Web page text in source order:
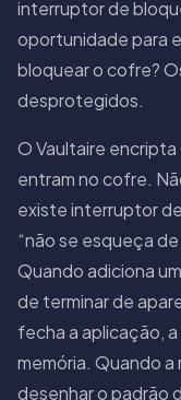
interruptor de
oportunidade para
bloquear o cofre?
desprotegidos.
O Vaultaire
entram no cofre.
existe interruptor
“não se esqueça
Quando adiciona
de terminar de
fecha a aplicação,
memória. Quando
desenhar o padrão